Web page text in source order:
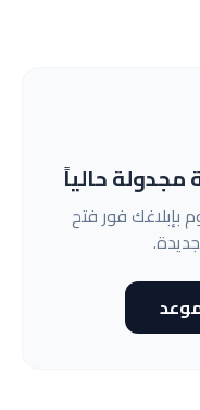
حالياً
فور فتح